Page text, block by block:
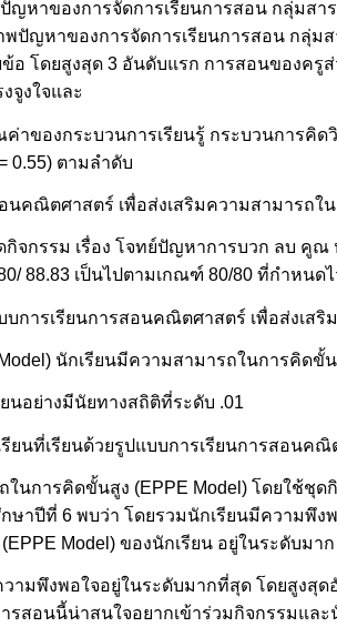
ญหาของการจัดการเรียนการสอน กลุ่มส
ปัญหาของการจัดการเรียนการสอน กลุ่ม
อ โดยสูงสุด 3 อันดับแรก การสอนของครู
จูงใจและ
ของกระบวนการเรียนรู้ กระบวนการคิด
0.55) ตามลำดับ
นคณิตศาสตร์ เพื่อส่งเสริมความสามารถใ
ดกิจกรรม เรื่อง โจทย์ปัญหาการบวก ลบ
88.83 เป็นไปตามเกณฑ์ 80/80 ที่กำหนดไ
บการเรียนการสอนคณิตศาสตร์ เพื่อส่งเสริ
นักเรียนมีความสามารถในการคิดขั้
นอย่างมีนัยทางสถิติที่ระดับ .01
ยนที่เรียนด้วยรูปแบบการเรียนการสอนคณิ
ในการคิดขั้นสูง (EPPE Model) โดยใช้
าปีที่ 6 พบว่า โดยรวมนักเรียนมีความพึง
Model) ของนักเรียน อยู่ในระดับมา
ามพึงพอใจอยู่ในระดับมากที่สุด โดยสูงสุ
ารสอนนี้น่าสนใจอยากเข้าร่วมกิจกรรมแ